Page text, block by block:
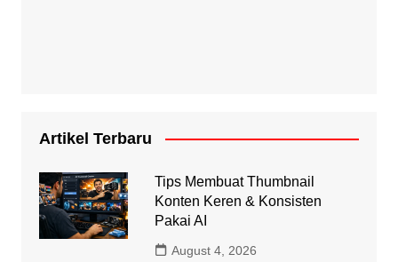
Artikel Terbaru
Tips Membuat Thumbnail
Konten Keren & Konsisten
Pakai AI
August 4, 2026